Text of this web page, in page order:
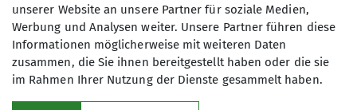
unserer Website an unsere Partner für soziale Medien,
Werbung und Analysen weiter. Unsere Partner führen diese
Informationen möglicherweise mit weiteren Daten
zusammen, die Sie ihnen bereitgestellt haben oder die sie
im Rahmen Ihrer Nutzung der Dienste gesammelt haben.